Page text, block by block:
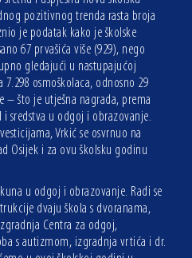
pozitivnog trenda rasta broja
je podatak kako je školske
67 prvašića više (929), nego
gledajući u nastupajućoj
osmoškolaca, odnosno 29
– što je utješna nagrada, prema
sredstva u odgoj i obrazovanje.
Vrkić se osvrnuo na
Osijek i za ovu školsku godinu
u odgoj i obrazovanje. Radi se
dvaju škola s dvoranama,
Centra za odgoj,
s autizmom, izgradnja vrtića i dr.